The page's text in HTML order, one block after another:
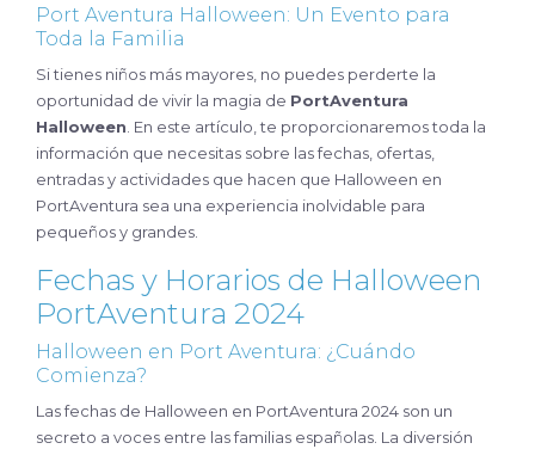
Port Aventura Halloween: Un Evento para
Toda la Familia
Si tienes niños más mayores, no puedes perderte la
oportunidad de vivir la magia de PortAventura
Halloween. En este artículo, te proporcionaremos toda la
información que necesitas sobre las fechas, ofertas,
entradas y actividades que hacen que Halloween en
PortAventura sea una experiencia inolvidable para
pequeños y grandes.
Fechas y Horarios de Halloween
PortAventura 2024
Halloween en Port Aventura: ¿Cuándo
Comienza?
Las fechas de Halloween en PortAventura 2024 son un
secreto a voces entre las familias españolas. La diversión